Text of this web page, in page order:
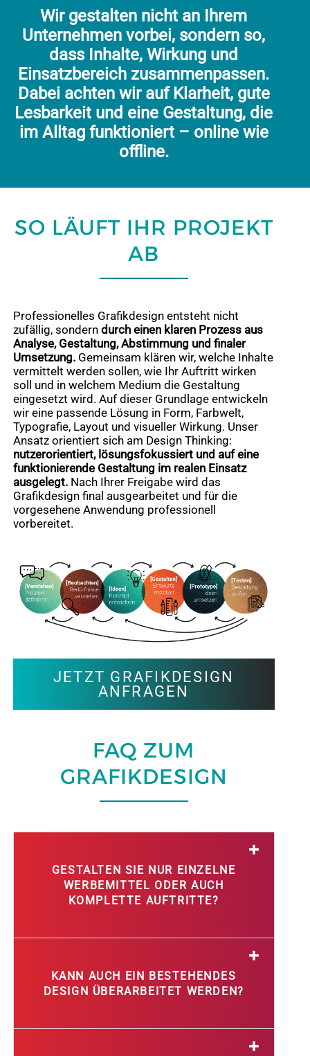
Wir gestalten nicht an Ihrem
Unternehmen vorbei, sondern so,
dass Inhalte, Wirkung und
Einsatzbereich zusammenpassen.
Dabei achten wir auf Klarheit, gute
Lesbarkeit und eine Gestaltung, die
im Alltag funktioniert – online wie
offline.
SO LÄUFT IHR PROJEKT
AB
Professionelles Grafikdesign entsteht nicht
zufällig, sondern durch einen klaren Prozess aus
Analyse, Gestaltung, Abstimmung und finaler
Umsetzung.Gemeinsam klären wir, welche Inhalte
vermittelt werden sollen, wie Ihr Auftritt wirken
soll und in welchem Medium die Gestaltung
eingesetzt wird. Auf dieser Grundlage entwickeln
wir eine passende Lösung in Form, Farbwelt,
Typografie, Layout und visueller Wirkung. Unser
Ansatz orientiert sich am Design Thinking:
nutzerorientiert, lösungsfokussiert und auf eine
funktionierende Gestaltung im realen Einsatz
ausgelegt.Nach Ihrer Freigabe wird das
Grafikdesign final ausgearbeitet und für die
vorgesehene Anwendung professionell
vorbereitet.
JETZT GRAFIKDESIGN
ANFRAGEN
FAQ ZUM
GRAFIKDESIGN
GESTALTEN SIE NUR EINZELNE
WERBEMITTEL ODER AUCH
KOMPLETTE AUFTRITTE?
KANN AUCH EIN BESTEHENDES
DESIGN ÜBERARBEITET WERDEN?